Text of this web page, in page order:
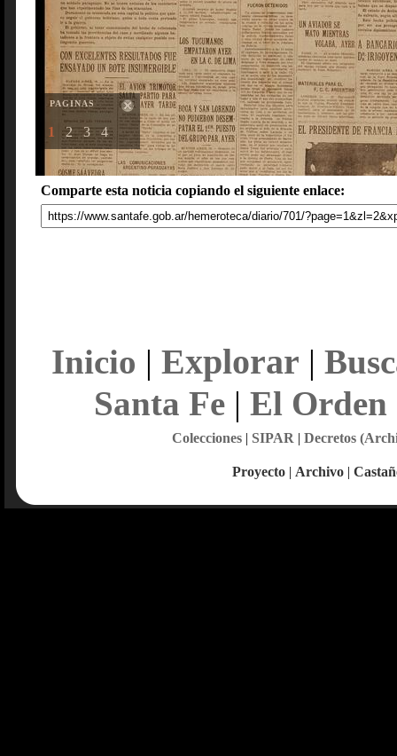
PAGINAS
1 2 3 4
Comparte esta noticia copiando el siguiente enlace:
Inicio | Explorar |
Santa Fe| El Orden
Colecciones| SIPAR | Decretos
Proyecto | Archivo |